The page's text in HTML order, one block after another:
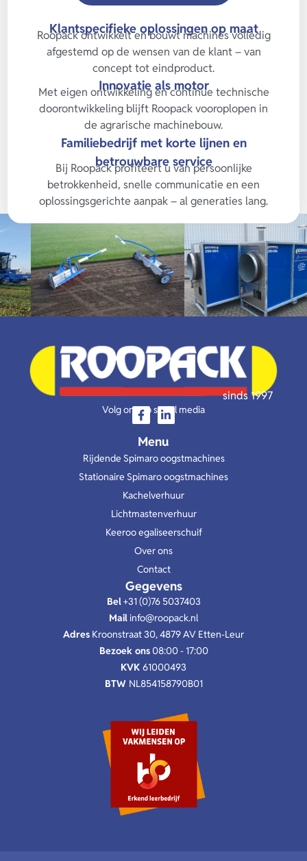
Klantspecifieke oplossingen op maat
Roopack ontwikkelt en bouwt machines volledig
afgestemd op de wensen van de klant – van
concept tot eindproduct.
Innovatie als motor
Met eigen ontwikkeling en continue technische
doorontwikkeling blijft Roopack vooroplopen in
de agrarische machinebouw.
Familiebedrijf met korte lijnen en
betrouwbare service
Bij Roopack profiteert u van persoonlijke
betrokkenheid, snelle communicatie en een
oplossingsgerichte aanpak – al generaties lang.
sinds 1997
Volg ons op social media
Menu
Rijdende Spimaro oogstmachines
Stationaire Spimaro oogstmachines
Kachelverhuur
Lichtmastenverhuur
Keeroo egaliseerschuif
Over ons
Contact
Gegevens
Bel+31 (0)76 5037403
Mailinfo@roopack.nl
Adres Kroonstraat 30, 4879 AV Etten-Leur
Bezoek ons08:00 - 17:00
KVK 61000493
BTW NL854158790B01